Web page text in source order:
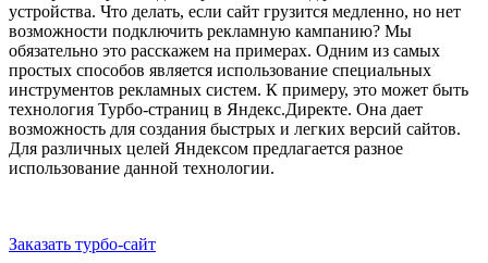
устройства. Что делать, если сайт грузится медленно, но нет
возможности подключить рекламную кампанию? Мы
обязательно это расскажем на примерах. Одним из самых
простых способов является использование специальных
инструментов рекламных систем. К примеру, это может быть
технология Турбо-страниц в Яндекс.Директе. Она дает
возможность для создания быстрых и легких версий сайтов.
Для различных целей Яндексом предлагается разное
использование данной технологии.
Заказать турбо-сайт